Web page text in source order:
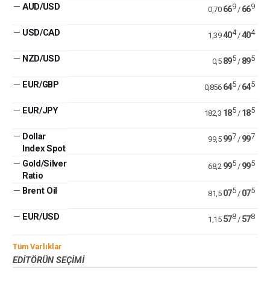
— AUD/USD 0,70 669/ 669
— USD/CAD 1,39 404/404
— NZD/USD 0,5 895/ 895
— EUR/GBP 0,856 645/ 645
— EUR/JPY 182,3 185/ 185
— Dollar
Index Spot
99,5 997 / 997
— Gold/Silver
Ratio
68,2 995/ 995
— Brent Oil 81,5 075/ 075
— EUR/USD 1,15 578/ 578
Tüm Varlıklar
EDITÖRÜN SEÇIMI